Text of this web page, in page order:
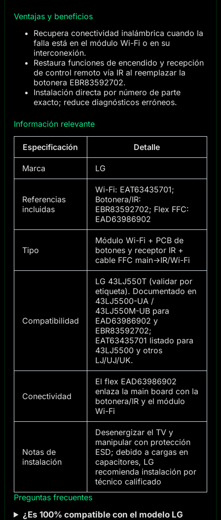
Ventajas y beneficios
Recupera conectividad inalámbrica cuando la
falla está en el módulo Wi-Fi o en su
interconexión.
Restaura funciones de encendido y recepción
de control remoto vía IR al reemplazar la
botonera EBR83592702.
Instalación directa por número de parte
exacto; reduce diagnósticos erróneos.
Información relevante
Especificación Detalle
Marca LG
Referencias
incluidas
Wi-Fi: EAT63435701;
Botonera/IR:
EBR83592702; Flex FFC:
EAD63986902
Tipo
Módulo Wi-Fi + PCB de
botones y receptor IR +
cable FFC main→IR/Wi-Fi
Compatibilidad
LG 43LJ550T (validar por
etiqueta). Documentado en
43LJ5500-UA /
43LJ550M-UB para
EAD63986902 y
EBR83592702;
EAT63435701 listado para
43LJ5500 y otros
LJ/UJ/UK.
Conectividad
El flex EAD63986902
enlaza la main board con la
botonera/IR y el módulo
Wi-Fi
Notas de
instalación
Desenergizar el TV y
manipular con protección
ESD; debido a cargas en
capacitores, LG
recomienda instalación por
técnico calificado
Preguntas frecuentes
¿Es 100% compatible con el modelo LG